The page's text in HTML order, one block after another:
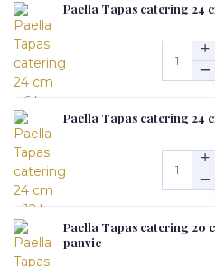
Paella Tapas catering 24
Paella Tapas catering 24
Paella Tapas catering 20
panvic